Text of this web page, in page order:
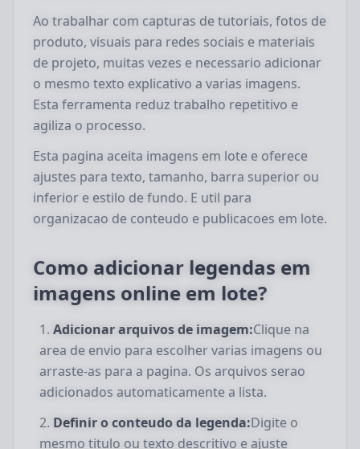
Ao trabalhar com capturas de tutoriais, fotos de
produto, visuais para redes sociais e materiais
de projeto, muitas vezes e necessario adicionar
o mesmo texto explicativo a varias imagens.
Esta ferramenta reduz trabalho repetitivo e
agiliza o processo.
Esta pagina aceita imagens em lote e oferece
ajustes para texto, tamanho, barra superior ou
inferior e estilo de fundo. E util para
organizacao de conteudo e publicacoes em lote.
Como adicionar legendas em
imagens online em lote?
Adicionar arquivos de imagem:Clique na
area de envio para escolher varias imagens ou
arraste-as para a pagina. Os arquivos serao
adicionados automaticamente a lista.
Definir o conteudo da legenda:Digite o
mesmo titulo ou texto descritivo e ajuste